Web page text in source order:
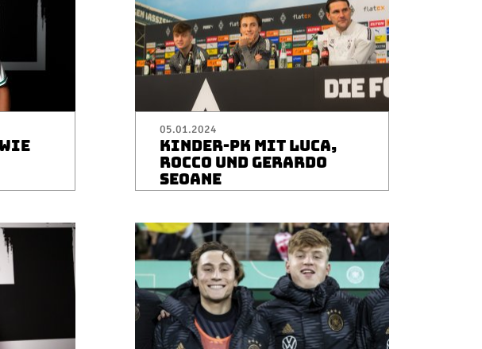
05.01.2024
KINDER-PK MIT LUCA,
ROCCO UND GERARDO
SEOANE